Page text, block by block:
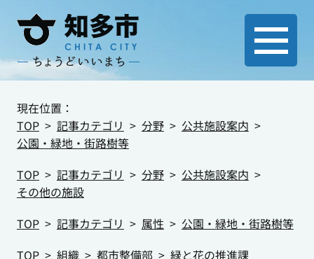
現在位置：
TOP
記事カテゴリ 分野
公共施設案内
公園・緑地・街路樹等
TOP
記事カテゴリ 分野
公共施設案内
その他の施設
TOP
記事カテゴリ 属性
公園・緑地・街路樹等
TOP
組織 都市整備部 緑と花の推進課